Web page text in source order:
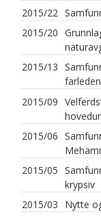
2015/22
2015/20
2015/13
2015/09
2015/06
2015/05
krypsiv
2015/03
Nytte